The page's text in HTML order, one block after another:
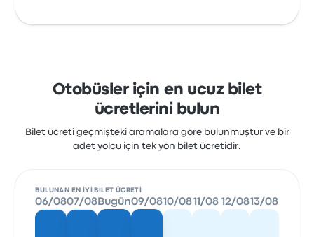
Otobüsler için en ucuz bilet
ücretlerini bulun
Bilet ücreti geçmişteki aramalara göre bulunmuştur ve bir
adet yolcu için tek yön bilet ücretidir.
BULUNAN EN IYI BILET ÜCRETI
06/0807/08 Bugün09/0810/0811/08 12/0813/08